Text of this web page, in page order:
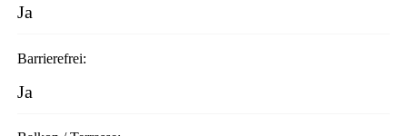
Ja
Barrierefrei:
Ja